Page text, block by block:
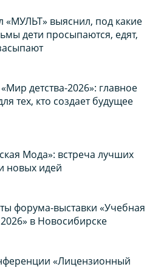
«МУЛЬТ» выяснил, под какие
дети просыпаются, едят,
детства-2026»: главное
тех, кто создает будущее
Мода»: встреча лучших
новых идей
форума-выставки «Учебная
в Новосибирске
«Лицензионный